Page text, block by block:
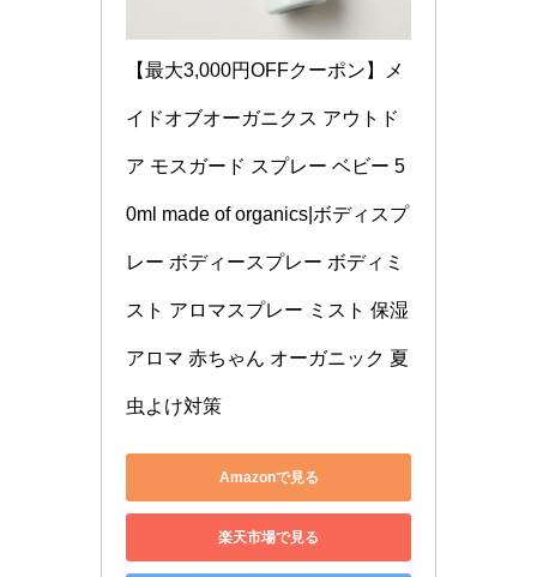
【最大3,000円OFFクーポン】メ
イドオブオーガニクス アウトド
ア モスガード スプレー ベビー 5
0ml made of organics|ボディスプ
レー ボディースプレー ボディミ
スト アロマスプレー ミスト 保湿
アロマ 赤ちゃん オーガニック 夏
虫よけ対策
Amazonで見る
楽天市場で見る